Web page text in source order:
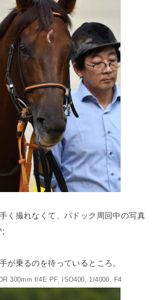
く撮れなくて、パドック周回中の写真
が乗るのを待っているところ。
300mm f/4E PF, ISO400, 1/4000, F4